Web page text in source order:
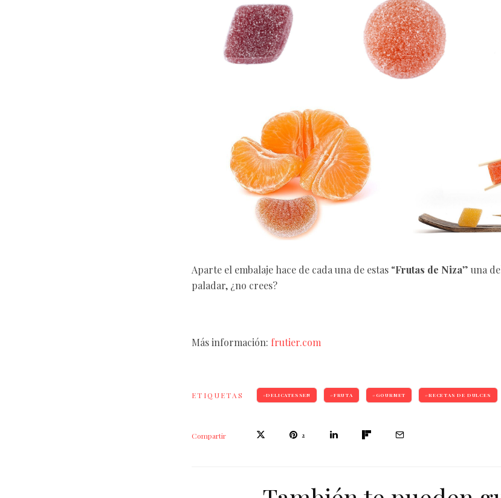
Aparte el embalaje hace de cada una de estas “Frutas de Niza” una
paladar, ¿no crees?
Más información: frutier.com
ETIQUETAS DELICATESSEN FRUTA GOURMET RECETAS DE DULCES
Compartir 2